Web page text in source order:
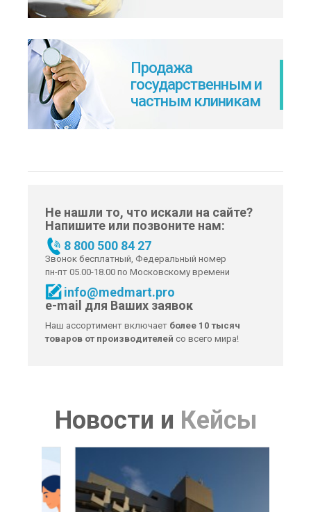
Продажа
государственным и
частным клиникам
Не нашли то, что искали на сайте?
Напишите или позвоните нам:
8 800 500 84 27
Звонок бесплатный, Федеральный номер
пн-пт 05.00-18.00 по Московскому времени
info@medmart.pro
e-mail для Ваших заявок
Наш ассортимент включает более 10 тысяч
товаров от производителей со всего мира!
Новости и Кейсы